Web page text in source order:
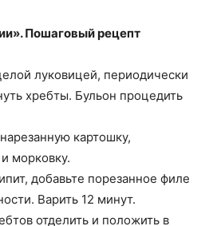
Пошаговый рецепт
луковицей, периодически
хребты. Бульон процедить
картошку,
морковку.
добавьте порезанное филе
Варить 12 минут.
отделить и положить в